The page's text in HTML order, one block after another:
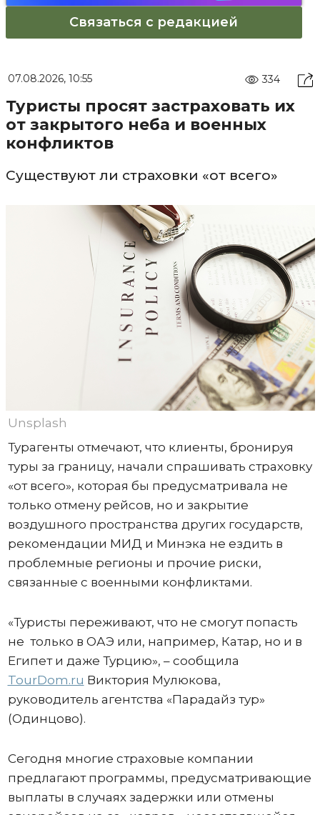
Связаться с редакцией
07.08.2026, 10:55 334
Туристы просят застраховать их
от закрытого неба и военных
конфликтов
Существуют ли страховки «от всего»
Unsplash
Турагенты отмечают, что клиенты, бронируя
туры за границу, начали спрашивать страховку
«от всего», которая бы предусматривала не
только отмену рейсов, но и закрытие
воздушного пространства других государств,
рекомендации МИД и Минэка не ездить в
проблемные регионы и прочие риски,
связанные с военными конфликтами.
«Туристы переживают, что не смогут попасть
не только в ОАЭ или, например, Катар, но и в
Египет и даже Турцию», – сообщила
TourDom.ru Виктория Мулюкова,
руководитель агентства «Парадайз тур»
(Одинцово).
Сегодня многие страховые компании
предлагают программы, предусматривающие
выплаты в случаях задержки или отмены